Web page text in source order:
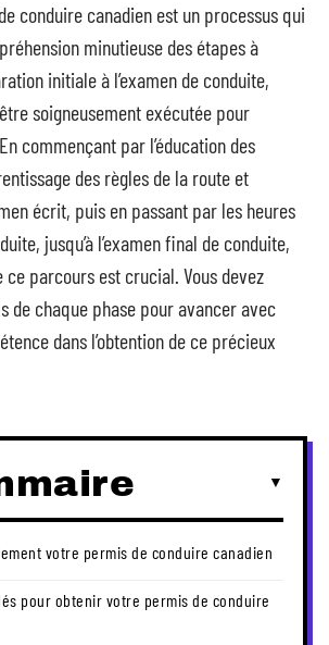
conduire canadien est un processus qui
minutieuse des étapes à
initiale à l’examen de conduite,
soigneusement exécutée pour
commençant par l’éducation des
des règles de la route et
écrit, puis en passant par les heures
jusqu’à l’examen final de conduite,
ce parcours est crucial. Vous devez
de chaque phase pour avancer avec
dans l’obtention de ce précieux
votre permis de conduire canadien
pour obtenir votre permis de conduire